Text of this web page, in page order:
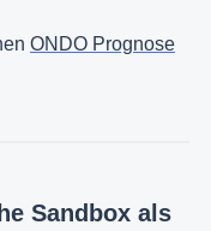
ONDO Prognose
Sandbox als